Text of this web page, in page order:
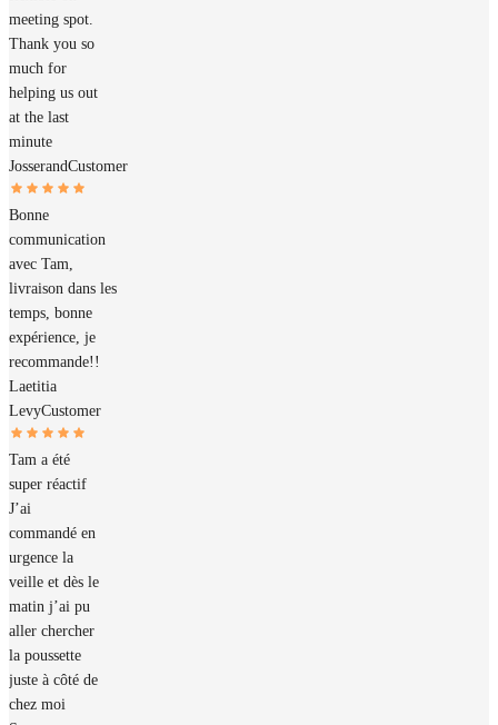
meeting spot.
Thank you so
much for
helping us out
at the last
minute
JosserandCustomer
Bonne
communication
avec Tam,
livraison dans les
temps, bonne
expérience, je
recommande!!
Laetitia
LevyCustomer
Tam a été
super réactif
J’ai
commandé en
urgence la
veille et dès le
matin j’ai pu
aller chercher
la poussette
juste à côté de
chez moi